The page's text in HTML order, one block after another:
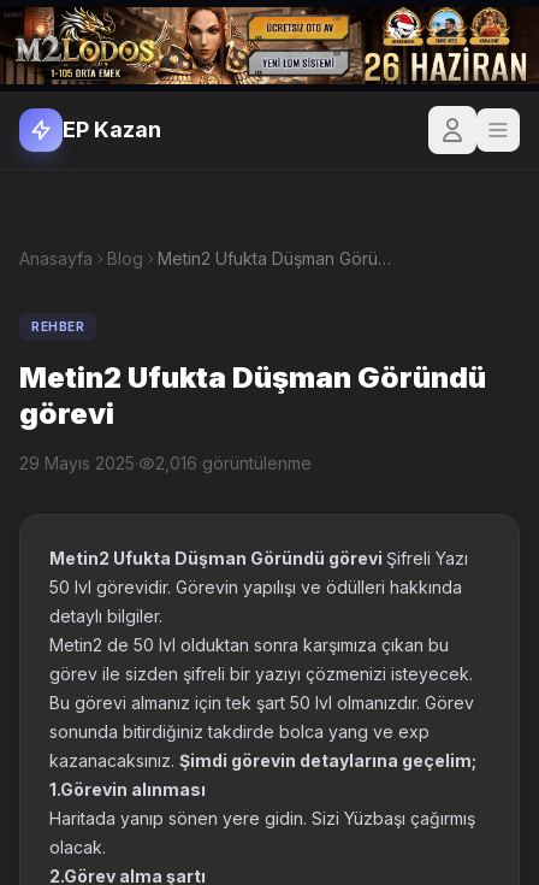
EP Kazan
Anasayfa Blog Metin2 Ufukta Düşman Göründü görevi
REHBER
Metin2 Ufukta Düşman Göründü
görevi
29 Mayıs 2025· 2,016 görüntülenme
Metin2 Ufukta Düşman Göründü görevi Şifreli Yazı
50 lvl görevidir. Görevin yapılışı ve ödülleri hakkında
detaylı bilgiler.
Metin2 de 50 lvl olduktan sonra karşımıza çıkan bu
görev ile sizden şifreli bir yazıyı çözmenizi isteyecek.
Bu görevi almanız için tek şart 50 lvl olmanızdır. Görev
sonunda bitirdiğiniz takdirde bolca yang ve exp
kazanacaksınız. Şimdi görevin detaylarına geçelim;
1.Görevin alınması
Haritada yanıp sönen yere gidin. Sizi Yüzbaşı çağırmış
olacak.
2.Görev alma şartı